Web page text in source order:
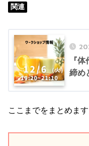
関連
『
締め
ここまでをまとめます